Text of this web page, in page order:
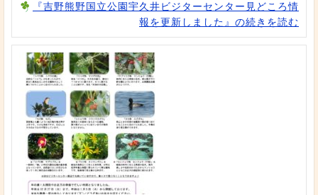
『吉野熊野国立公園宇久井ビジターセンター見どころ情
報を更新しました』の続きを読む